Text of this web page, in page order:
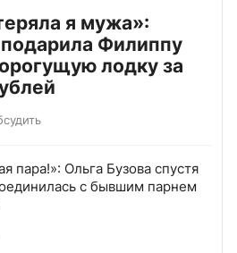
я мужа»:
Филиппу
лодку за
пара!»: Ольга Бузова спустя
с бывшим парнем